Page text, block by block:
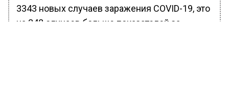
3343 новых случаев заражения COVID-19, это
на 348 случаев больше показателей за